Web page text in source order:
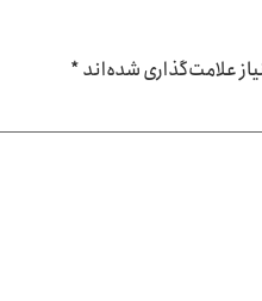
علامت‌گذاری شده‌اند*